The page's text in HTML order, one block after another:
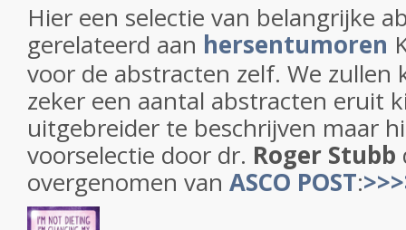
Hier een selectie van belangrijke
gerelateerd aan hersentumoren
voor de abstracten zelf. We zullen
zeker een aantal abstracten eruit
uitgebreider te beschrijven maar
voorselectie door dr. Roger Stubb
overgenomen van ASCO POST: